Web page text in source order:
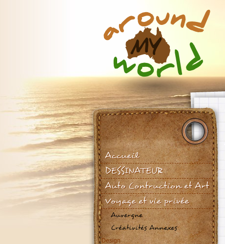
Accueil
DESSINATEUR
Auto Contruction et Art
Voyage et vie privée
Auvergne
Créativités Annexes
Design